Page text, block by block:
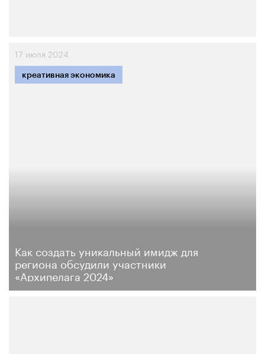
17 июля 2024
Как создать уникальный имидж для
региона обсудили участники
«Архипелага 2024»
креативная экономика